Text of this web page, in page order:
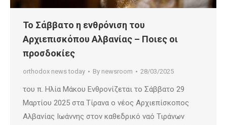
Το Σάββατο η ενθρόνιση του
Αρχιεπισκόπου Αλβανίας – Ποιες οι
προσδοκίες
orthodox news today By newsroom 28/03/2025
του π. Ηλία Μάκου Ενθρονίζεται το Σάββατο 29
Μαρτίου 2025 στα Τίρανα ο νέος Αρχιεπίσκοπος
Αλβανίας Ιωάννης στον καθεδρικό ναό Τιράνων